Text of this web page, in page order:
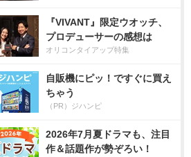
『VIVANT』限定ウオッチ、
プロデューサーの感想は
オリコンタイアップ特集
自販機にピッ！ですぐに買え
ちゃう
（PR）ジハンピ
2026年7月夏ドラマも、注目
作＆話題作が勢ぞろい！